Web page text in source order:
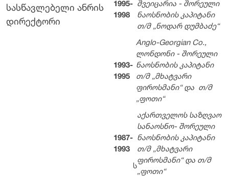
სასწავლებელი ანრის
დირექტორი
1995-
1998
შვეიცარია - შორეული
ნაოსნობის კაპიტანი
თ/მ „ნოდარ დუმბაძე“
1993-
1995
Anglo-Georgian Co.,
ლონდონი - შორეული
ნაოსნობის კაპიტანი
თ/მ „მხატვარი
ფიროსმანი“ და თ/მ
„ფოთი“
1987-
1993
ს
აქართველოს საზღვაო
სანაოსნო- შორეული
ნაოსნობის კაპიტანი
თ/მ „მხატვარი
ფიროსმანი“ და თ/მ
„ფოთი“